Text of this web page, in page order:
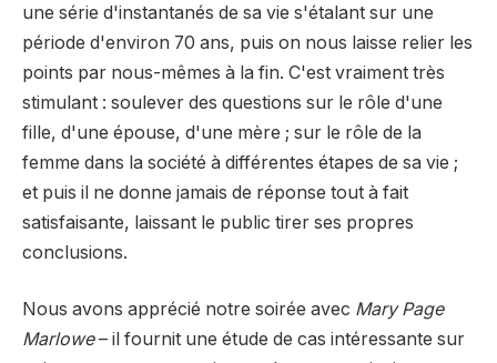
une série d'instantanés de sa vie s'étalant sur une
période d'environ 70 ans, puis on nous laisse relier les
points par nous-mêmes à la fin. C'est vraiment très
stimulant : soulever des questions sur le rôle d'une
fille, d'une épouse, d'une mère ; sur le rôle de la
femme dans la société à différentes étapes de sa vie ;
et puis il ne donne jamais de réponse tout à fait
satisfaisante, laissant le public tirer ses propres
conclusions.
Nous avons apprécié notre soirée avec Mary Page
Marlowe– il fournit une étude de cas intéressante sur